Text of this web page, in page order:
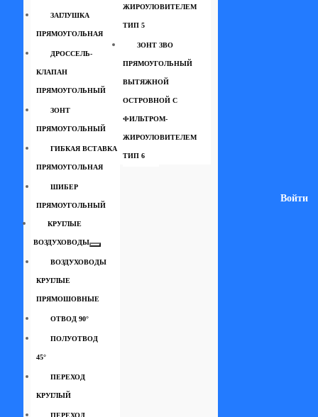
ЗАГЛУШКА
ПРЯМОУГОЛЬНАЯ
ДРОССЕЛЬ-
КЛАПАН
ПРЯМОУГОЛЬНЫЙ
ЗОНТ
ПРЯМОУГОЛЬНЫЙ
ГИБКАЯ ВСТАВКА
ПРЯМОУГОЛЬНАЯ
ШИБЕР
ПРЯМОУГОЛЬНЫЙ
КРУГЛЫЕ
ВОЗДУХОВОДЫ
ВОЗДУХОВОДЫ
КРУГЛЫЕ
ПРЯМОШОВНЫЕ
ОТВОД 90°
ПОЛУОТВОД
45°
ПЕРЕХОД
КРУГЛЫЙ
ПЕРЕХОД
ЖИРОУЛОВИТЕЛЕМ
ТИП 5
ЗОНТ ЗВО
ПРЯМОУГОЛЬНЫЙ
ВЫТЯЖНОЙ
ОСТРОВНОЙ С
ФИЛЬТРОМ-
ЖИРОУЛОВИТЕЛЕМ
ТИП 6
Войти